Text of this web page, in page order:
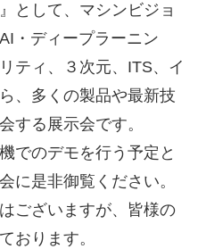
として、マシンビジョ
・ディープラーニン
ティ、３次元、ITS、イ
、多くの製品や最新技
する展示会です。
でのデモを行う予定と
に是非御覧ください。
ございますが、皆様の
おります。